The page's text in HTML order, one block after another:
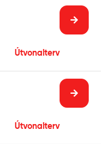
Útvonalterv
Útvonalterv